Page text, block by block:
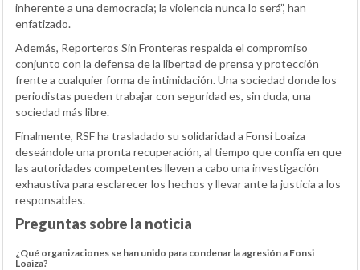
inherente a una democracia; la violencia nunca lo será”, han
enfatizado.
Además, Reporteros Sin Fronteras respalda el compromiso
conjunto con la defensa de la libertad de prensa y protección
frente a cualquier forma de intimidación. Una sociedad donde los
periodistas pueden trabajar con seguridad es, sin duda, una
sociedad más libre.
Finalmente, RSF ha trasladado su solidaridad a Fonsi Loaiza
deseándole una pronta recuperación, al tiempo que confía en que
las autoridades competentes lleven a cabo una investigación
exhaustiva para esclarecer los hechos y llevar ante la justicia a los
responsables.
Preguntas sobre la noticia
¿Qué organizaciones se han unido para condenar la agresión a Fonsi
Loaiza?